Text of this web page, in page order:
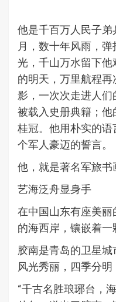
他是千百万人民子
月，数十年风雨，
光，千山万水留下
的明天，万里航程
影，一次次走进人
被载入史册典籍；
桂冠。他用朴实的
个军人豪迈的誓言。
他，就是著名军旅书
艺海泛舟显身手
在中国山东有座美
的海西岸，镶嵌着
胶南是青岛的卫星城
风光秀丽，四季分明
“千古名胜琅琊台，